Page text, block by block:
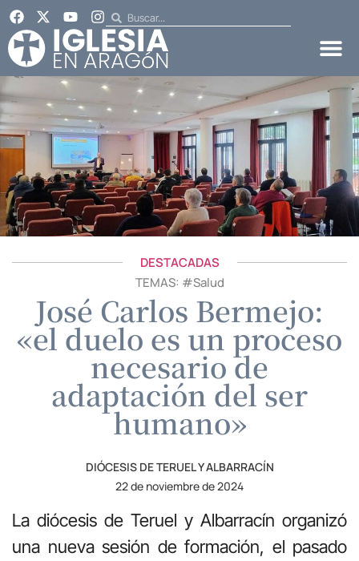
DESTACADAS
TEMAS: #Salud
José Carlos Bermejo:
«el duelo es un proceso
necesario de
adaptación del ser
humano»
DIÓCESIS DE TERUEL Y ALBARRACÍN
22 de noviembre de 2024
La diócesis de Teruel y Albarracín organizó
una nueva sesión de formación, el pasado